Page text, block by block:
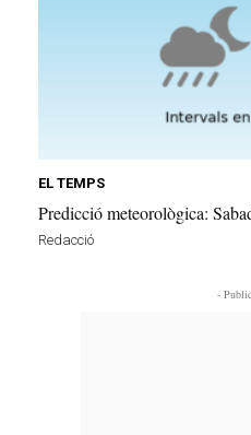
EL TEMPS
Predicció meteorològica:
Redacció
-